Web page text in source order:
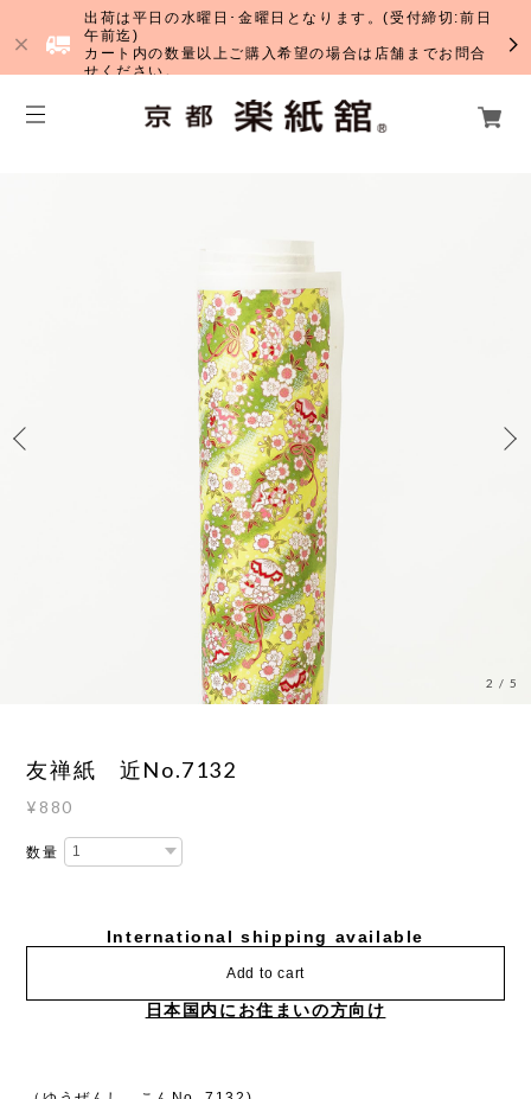
出荷は平日の水曜日･金曜日となります。(受付締切:前日
午前迄)
カート内の数量以上ご購入希望の場合は店舗までお問合
せください。
3 /5
友禅紙 近No.7132
¥880
数量
International shipping available
Add to cart
日本国内にお住まいの方向け